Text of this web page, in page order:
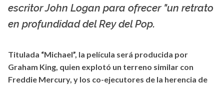
hipertextual.com
escritor John Logan para ofrecer "un retrato
en profundidad del Rey del Pop.
Titulada “Michael”, la película será producida por
Graham King, quien explotó un terreno similar con
Freddie Mercury, y los co-ejecutores de la herencia de